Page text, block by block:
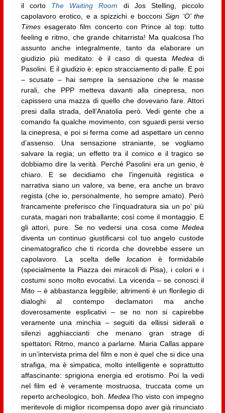
il corto The Waiting Room di Jos Stelling, piccolo
capolavoro erotico, e a spizzichi e bocconiSign ‘O’ the
Timesesagerato film concerto con Prince al top: tutto
feeling e ritmo, che grande chitarrista! Ma qualcosa l’ho
assunto anche integralmente, tanto da elaborare un
giudizio più meditato: è il caso di questa Medeadi
Pasolini. E il giudizio è: epico stracciamento di palle. E poi
– scusate – hai sempre la sensazione che le masse
rurali, che PPP metteva davanti alla cinepresa, non
capissero una mazza di quello che dovevano fare. Attori
presi dalla strada, dell’Anatolia però. Vedi gente che a
comando fa qualche movimento, con sguardi persi verso
la cinepresa, e poi si ferma come ad aspettare un cenno
d’assenso. Una sensazione straniante, se vogliamo
salvare la regia; un effetto tra il comico e il tragico se
dobbiamo dire la verità. Perché Pasolini era un genio, è
chiaro. E se decidiamo che l’ingenuità registica e
narrativa siano un valore, va bene, era anche un bravo
regista (che io, personalmente, ho sempre amato). Però
francamente preferisco che l’inquadratura sia un po’ più
curata, magari non traballante; così come il montaggio. E
gli attori, pure. Se no vedersi una cosa comeMedea
diventa un continuo giustificarsi col tuo angelo custode
cinematografico che ti ricorda che dovrebbe essere un
capolavoro. La scelta dellelocation è formidabile
(specialmente la Piazza dei miracoli di Pisa), i colori e i
costumi sono molto evocativi. La vicenda – se conosci il
Mito – è abbastanza leggibile; altrimenti è un florilegio di
dialoghi al contempo declamatori ma anche
doverosamente esplicativi – se no non si capirebbe
veramente una minchia – seguiti da ellissi siderali e
silenzi agghiaccianti che menano gran strage di
spettatori. Ritmo, manco a parlarne. Maria Callas appare
in un’intervista prima del film e non è quel che si dice una
strafiga, ma è simpatica, molto intelligente e soprattutto
affascinante: sprigiona energia ed erotismo. Poi la vedi
nel film ed è veramente mostruosa, truccata come un
reperto archeologico, boh. Medea l’ho visto con impegno
meritevole di miglior ricompensa dopo aver già rinunciato